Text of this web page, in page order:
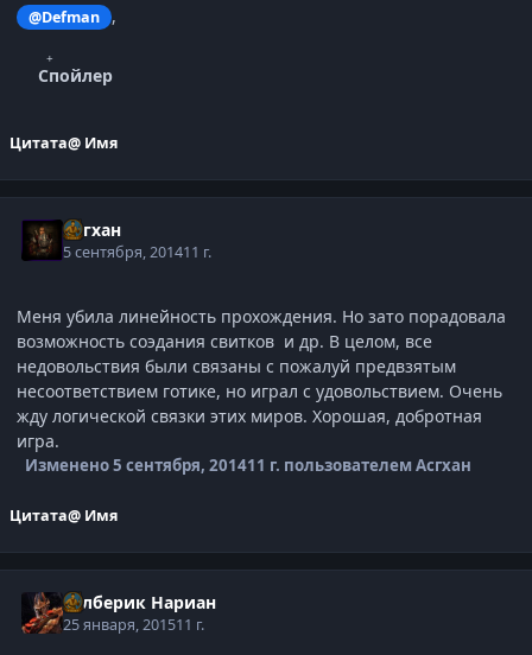
@Defman ,
Спойлер
Цитата@ Имя
Асгхан
5 сентября, 201411 г.
Меня убила линейность прохождения. Но зато порадовала
возможность соэдания свитков и др. В целом, все
недовольствия были связаны с пожалуй предвзятым
несоответствием готике, но играл с удовольствием. Очень
жду логической связки этих миров. Хорошая, добротная
игра.
Изменено5 сентября, 201411 г. пользователем Асгхан
Цитата@ Имя
Рэлберик Нариан
25 января, 201511 г.